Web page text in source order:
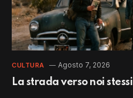
CULTURA Agosto 7, 2026
La strada verso noi stessi